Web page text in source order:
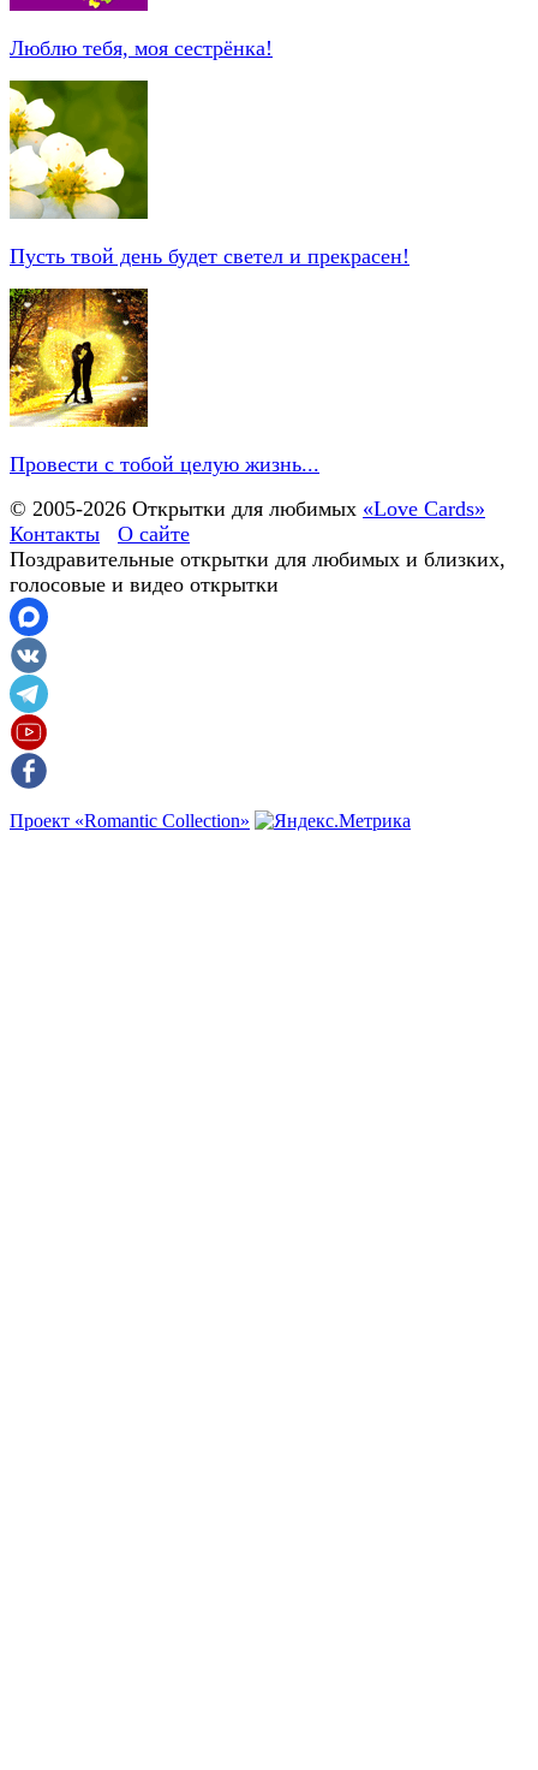
Люблю тебя, моя сестрёнка!
Пусть твой день будет светел и прекрасен!
Провести с тобой целую жизнь...
© 2005-2026 Открытки для любимых «Love Cards»
Контакты
О сайте
Поздравительные открытки для любимых и близких,
голосовые и видео открытки
Проект «Romantic Collection»